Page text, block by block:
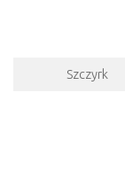
Szczyrk